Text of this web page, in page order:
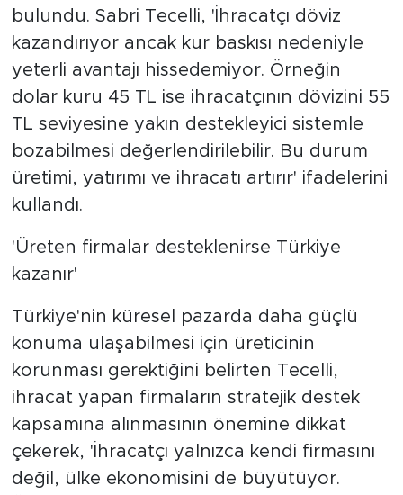
bulundu. Sabri Tecelli, 'İhracatçı döviz
kazandırıyor ancak kur baskısı nedeniyle
yeterli avantajı hissedemiyor. Örneğin
dolar kuru 45 TL ise ihracatçının dövizini 55
TL seviyesine yakın destekleyici sistemle
bozabilmesi değerlendirilebilir. Bu durum
üretimi, yatırımı ve ihracatı artırır' ifadelerini
kullandı.
'Üreten firmalar desteklenirse Türkiye
kazanır'
Türkiye'nin küresel pazarda daha güçlü
konuma ulaşabilmesi için üreticinin
korunması gerektiğini belirten Tecelli,
ihracat yapan firmaların stratejik destek
kapsamına alınmasının önemine dikkat
çekerek, 'İhracatçı yalnızca kendi firmasını
değil, ülke ekonomisini de büyütüyor.